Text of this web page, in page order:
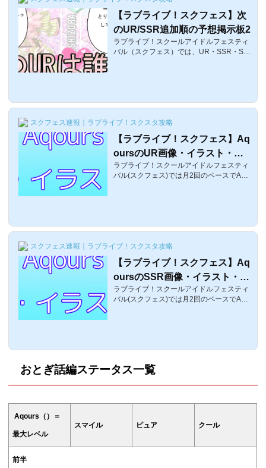
【ラブライブ！スクフェス】次
のUR/SSR追加順の予想掲示板2
ラブライブ！スクールアイドルフェスティ
バル（スクフェス）では、UR・SSR・SR
Aqoursは月2回のペースで追加されていく
ょうか？ここでは、次に追加されるであろ
う、UR/SSRの予想ページ2になります。※
前のページのコメント量が増えてきたので
また新しく作成しました。Part1に投稿され
たコメントは以下のリンクでご確認できま
す。μ...
スクフェス速報｜ラブライブ！スクスタ攻略
【ラブライブ！スクフェス】Aq
oursのUR画像・イラスト・一
枚絵まとめ【歴代UR】
ラブライブ！スクールアイドルフェスティ
バル(スクフェス)では月2回のペースでAqo
が、是非一番かわいいAqoursの画像を御覧
qoursのUR画像一覧2016年7月5日より追
加された、ラブライブ！サンシャイン!!Aqo
ursのUR画像一覧です。UR1周目一覧【初
期編〜ハロウィン編】1周目 2016年7
月 初期UR覚醒前覚醒後高海千歌＜初期
編＞スマイル スコ...
スクフェス速報｜ラブライブ！スクスタ攻略
【ラブライブ！スクフェス】Aq
oursのSSR画像・イラスト・一
枚絵まとめ【歴代SSR】
ラブライブ！スクールアイドルフェスティ
バル(スクフェス)では月2回のペースでAqo
御覧ください。AqoursのSSR画像と追加順
AqoursのSSRの画像と追加順一覧です。先
の妖精編...
おとぎ話編ステータス一覧
Aqours（）＝
最大レベル
スマイル ピュア クール
前半